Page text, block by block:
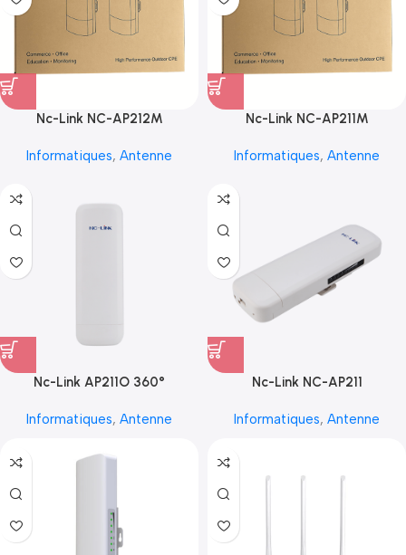
Nc-Link NC-AP212M
Informatiques, Antenne
Nc-Link NC-AP211M
Informatiques, Antenne
Nc-Link AP211O 360°
Informatiques, Antenne
Nc-Link NC-AP211
Informatiques, Antenne